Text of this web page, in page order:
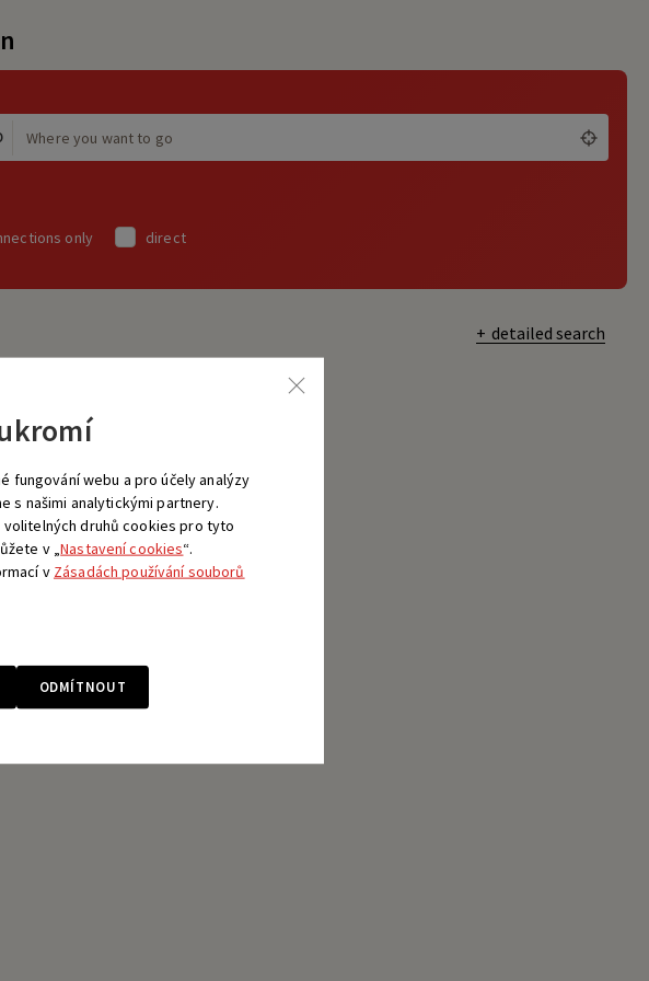
only direct
detailed search
fungování webu a pro účely analýzy
s našimi analytickými partnery.
volitelných druhů cookies pro tyto
v „Nastavení cookies“.
v Zásadách používání souborů
ODMÍTNOUT